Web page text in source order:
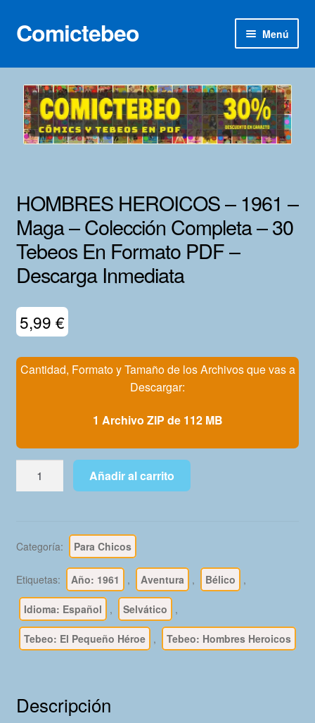
Ir
a
Ir
al
Comictebeo Menú
Inicio
Categorías
Franco-Belga
Lotes 100
Adultos
Mi Cuenta
HOMBRES HEROICOS – 1961 –
Maga – Colección Completa – 30
Tebeos En Formato PDF –
Descarga Inmediata
5,99 €
Cantidad, Formato y Tamaño de los Archivos que vas a
Descargar:
1 Archivo ZIP de 112 MB
HEROICOS
Maga
-
Colección
Completa
30
Formato
PDF
Añadir al carrito
Categoría: Para Chicos
Etiquetas: Año: 1961 , Aventura , Bélico ,
Idioma: Español , Selvático ,
Tebeo: El Pequeño Héroe , Tebeo: Hombres Heroicos
Descripción